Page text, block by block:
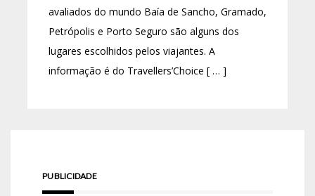
avaliados do mundo Baía de Sancho, Gramado,
Petrópolis e Porto Seguro são alguns dos
lugares escolhidos pelos viajantes. A
informação é do Travellers’Choice [ … ]
PUBLICIDADE